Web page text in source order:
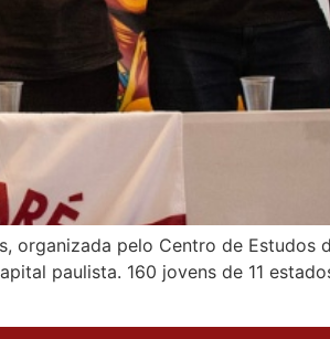
organizada pelo Centro de Estudos
paulista. 160 jovens de 11